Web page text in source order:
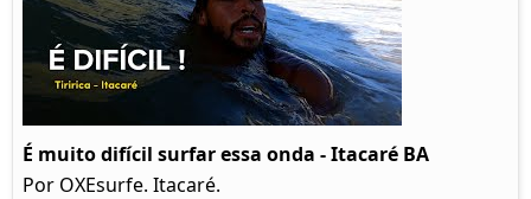
É muito difícil surfar essa onda - Itacaré BA
Por OXEsurfe. Itacaré.